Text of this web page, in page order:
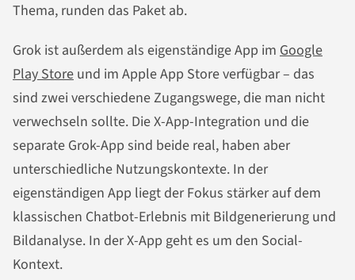
Thema, runden das Paket ab.
Grok ist außerdem als eigenständige App im Google
Play Store und im Apple App Store verfügbar – das
sind zwei verschiedene Zugangswege, die man nicht
verwechseln sollte. Die X-App-Integration und die
separate Grok-App sind beide real, haben aber
unterschiedliche Nutzungskontexte. In der
eigenständigen App liegt der Fokus stärker auf dem
klassischen Chatbot-Erlebnis mit Bildgenerierung und
Bildanalyse. In der X-App geht es um den Social-
Kontext.